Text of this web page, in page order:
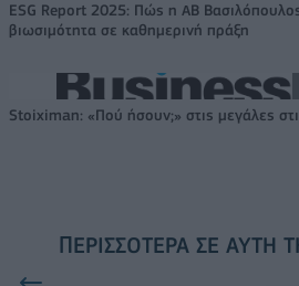
ESG Report 2025: Πώς η ΑΒ
βιωσιμότητα σε καθημερινή πράξη
Stoiximan: «Πού ήσουν;» στις μεγάλες
ΠΕΡΙΣΣΌΤΕΡΑ ΣΕ ΑΥΤΉ